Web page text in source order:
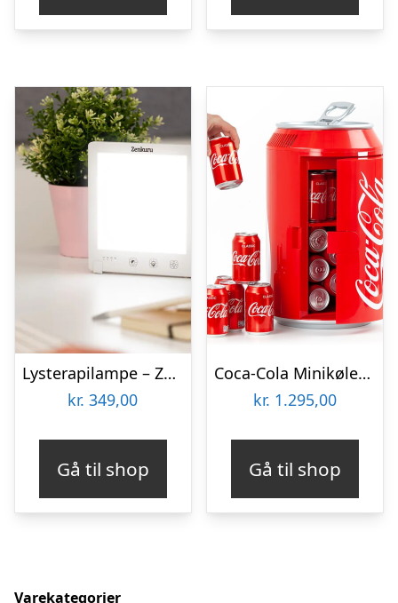
Lysterapilampe – Zenkuru
kr. 349,00
Gå til shop
Coca-Cola Minikøleskab
kr. 1.295,00
Gå til shop
Varekategorier